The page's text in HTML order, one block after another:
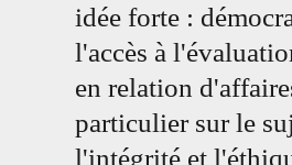
idée forte :
l'accès à
en relation
particulier sur le
l'intégrité et